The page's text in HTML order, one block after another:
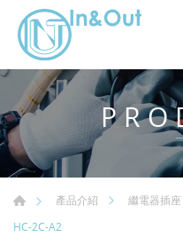
產品介紹 繼電器插座
HC-2C-A2